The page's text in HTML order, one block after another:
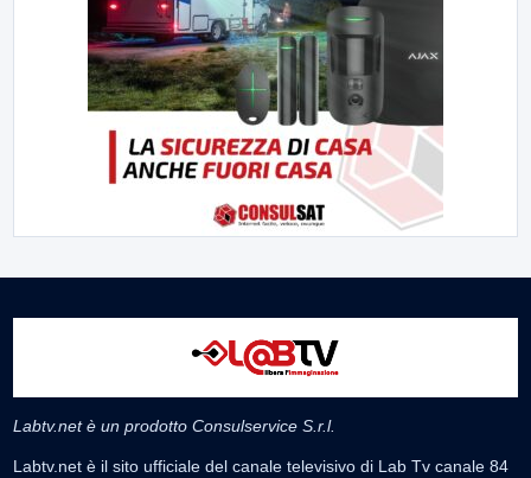
Labtv.net è un prodotto Consulservice S.r.l.
Labtv.net è il sito ufficiale del canale televisivo di Lab Tv canale 84